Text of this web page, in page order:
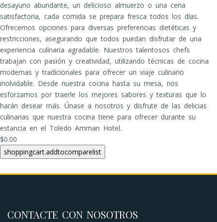
desayuno abundante, un delicioso almuerzo o una cena
satisfactoria, cada comida se prepara fresca todos los días.
Ofrecemos opciones para diversas preferencias dietéticas y
restricciones, asegurando que todos puedan disfrutar de una
experiencia culinaria agradable. Nuestros talentosos chefs
trabajan con pasión y creatividad, utilizando técnicas de cocina
modernas y tradicionales para ofrecer un viaje culinario
inolvidable. Desde nuestra cocina hasta su mesa, nos
esforzamos por traerle los mejores sabores y texturas que lo
harán desear más. Únase a nosotros y disfrute de las delicias
culinarias que nuestra cocina tiene para ofrecer durante su
estancia en el Toledo Amman Hotel.
$0.00
CONTACTE CON NOSOTROS